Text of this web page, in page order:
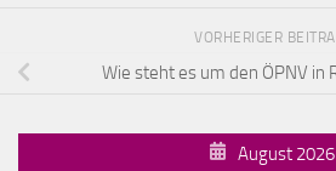
VORHERIGER
Wie steht es um den ÖPNV in
August 2026